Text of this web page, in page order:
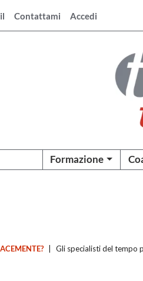
Contattami Accedi
Formazione
Gli specialisti del tempo